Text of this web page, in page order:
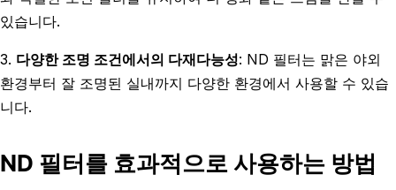
있습니다.
3. 다양한 조명 조건에서의 다재다능성: ND 필터는 맑은 야외
환경부터 잘 조명된 실내까지 다양한 환경에서 사용할 수 있습
니다.
ND 필터를 효과적으로 사용하는 방법